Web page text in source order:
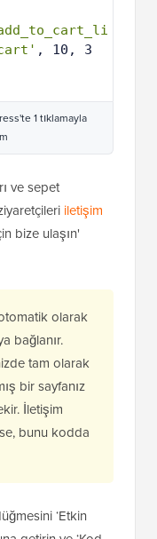
, 10, 3
1 tıklamayla
ve sepet
iletişim
bize ulaşın'
olarak
bağlanır.
tam olarak
bir sayfanız
İletişim
bunu kodda
‘Etkin